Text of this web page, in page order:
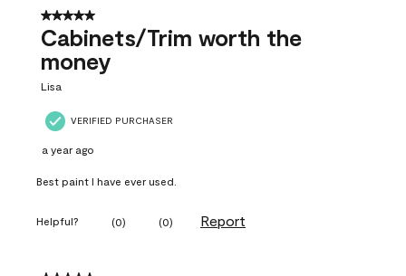
5 out of 5 stars.
Cabinets/Trim worth the
money
Lisa
VERIFIED PURCHASER
a year ago
Best paint I have ever used.
Helpful? (0) (0) Report